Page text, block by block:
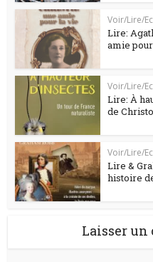
Voir/Lire/
Lire:
amie
Voir/Lire/
Lire: À
de
Voir/Lire/
Lire &
histoire
Laisser